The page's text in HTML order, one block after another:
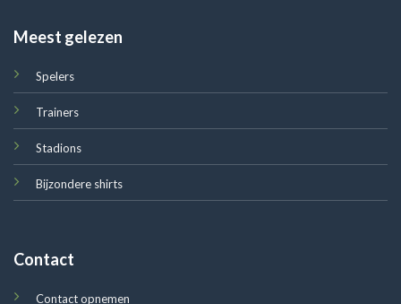
Meest gelezen
Spelers
Trainers
Stadions
Bijzondere shirts
Contact
Contact opnemen